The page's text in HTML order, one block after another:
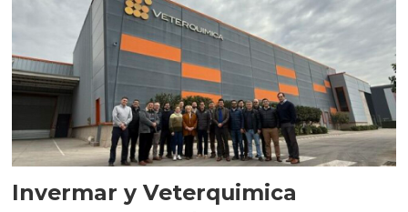
Invermar y Veterquimica